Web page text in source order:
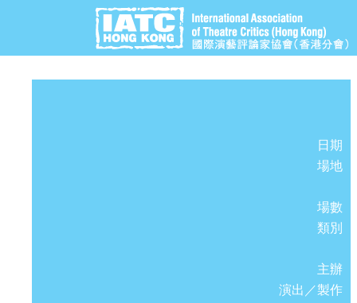
日期
場地
場數
類別
主辦
演出／製作